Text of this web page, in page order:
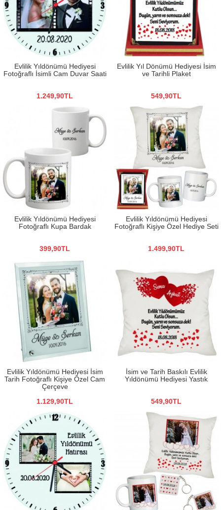
Evlilik Yıldönümü Hediyesi
Fotoğraflı İsimli Cam Duvar Saati
1.249,90TL
Evlilik Yıl Dönümü Hediyesi İsim
ve Tarihli Plaket
549,90TL
Evlilik Yıldönümü Hediyesi
Fotoğraflı Kupa Bardak
399,90TL
Evlilik Yıldönümü Hediyesi
Fotoğraflı Kişiye Özel Hediye Seti
1.499,90TL
Evlilik Yıldönümü Hediyesi İsim
Tarih Fotoğraflı Kişiye Özel Cam
Çerçeve
1.129,90TL
İsim ve Tarih Baskılı Evlilik
Yıldönümü Hediyesi Yastık
549,90TL